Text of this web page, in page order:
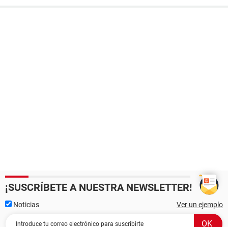
¡SUSCRÍBETE A NUESTRA NEWSLETTER!
Noticias Ver un ejemplo